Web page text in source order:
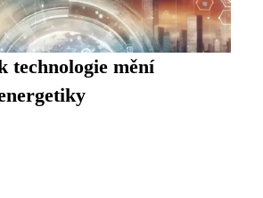
technologie mění